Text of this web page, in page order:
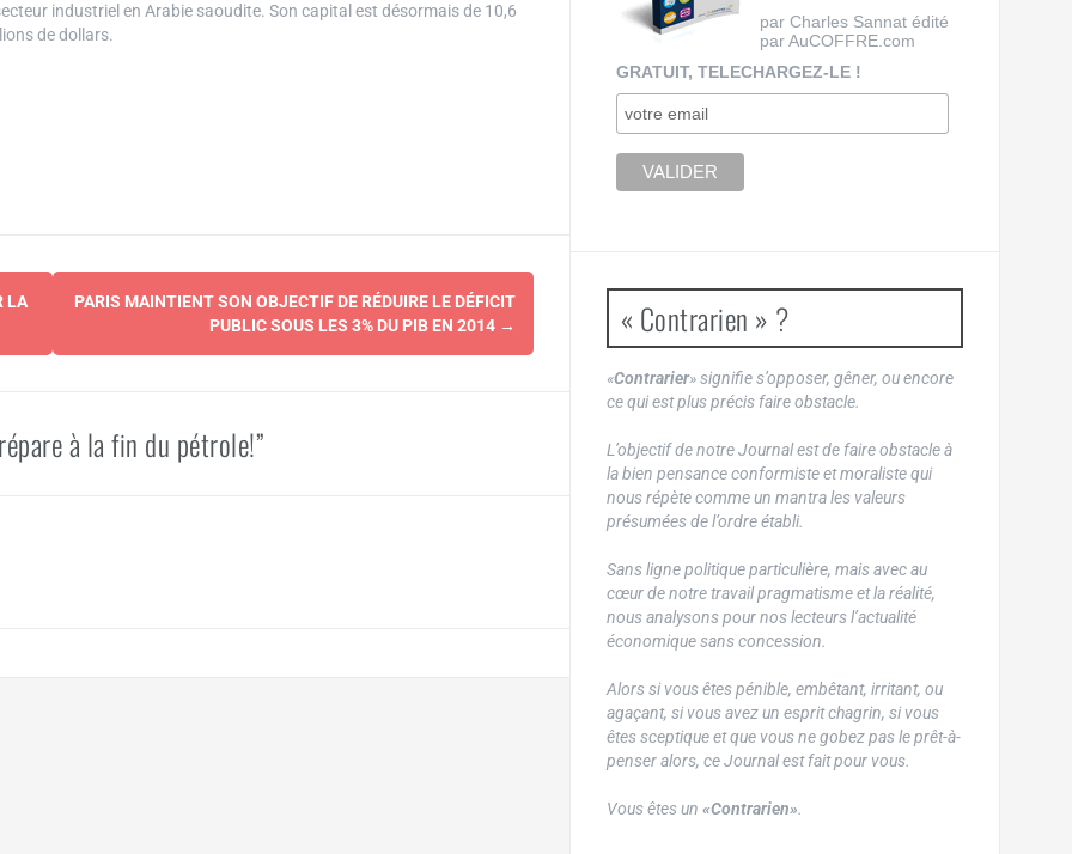
industriel en Arabie saoudite. Son capital est désormais de 10,6
de dollars.
LA
PARIS MAINTIENT SON OBJECTIF DE RÉDUIRE LE DÉFICIT
PUBLIC SOUS LES 3% DU PIB EN 2014 →
à la fin du pétrole!”
par Charles Sannat édité
par AuCOFFRE.com
GRATUIT, TELECHARGEZ-LE !
« Contrarien » ?
«Contrarier» signifie s’opposer, gêner, ou encore
ce qui est plus précis faire obstacle.
L’objectif de notre Journal est de faire obstacle à
la bien pensance conformiste et moraliste qui
nous répète comme un mantra les valeurs
présumées de l’ordre établi.
Sans ligne politique particulière, mais avec au
cœur de notre travail pragmatisme et la réalité,
nous analysons pour nos lecteurs l’actualité
économique sans concession.
Alors si vous êtes pénible, embêtant, irritant, ou
agaçant, si vous avez un esprit chagrin, si vous
êtes sceptique et que vous ne gobez pas le prêt-à-
penser alors, ce Journal est fait pour vous.
Vous êtes un «Contrarien».